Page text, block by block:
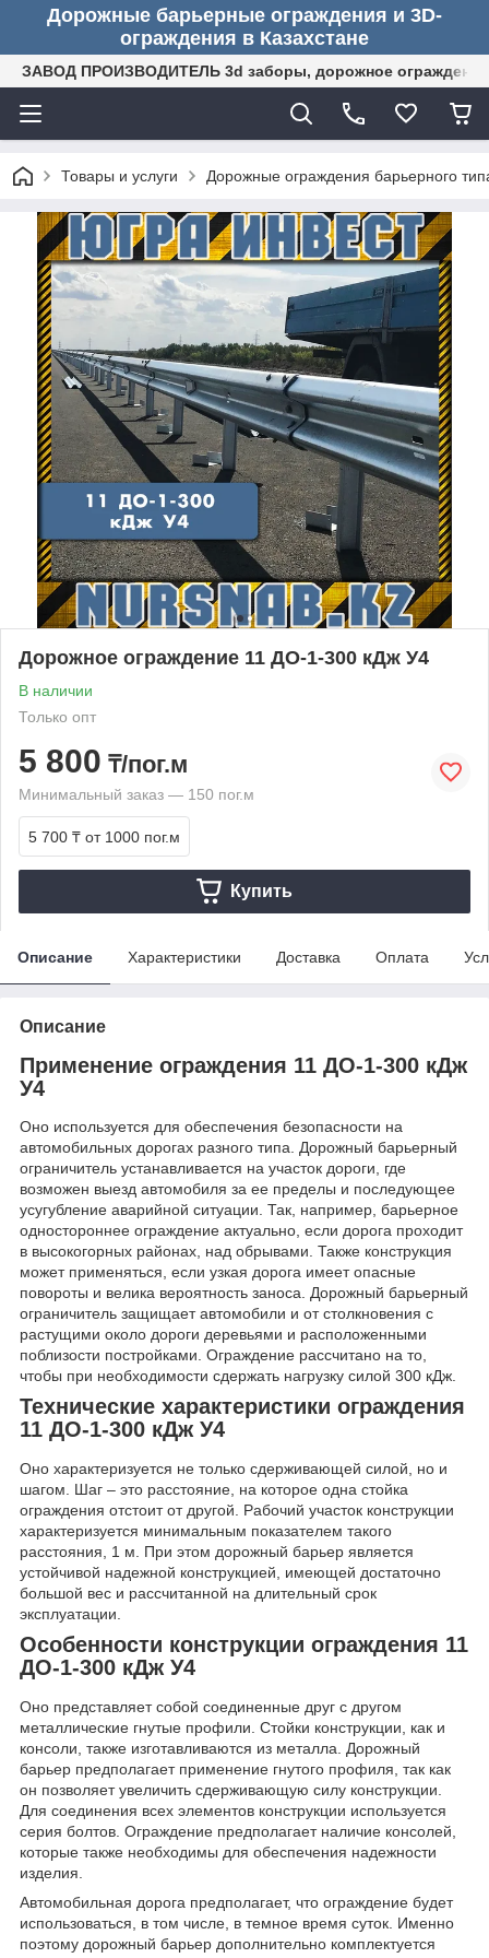
Дорожные барьерные ограждения и 3D-
ограждения в Казахстане
ЗАВОД ПРОИЗВОДИТЕЛЬ 3d заборы, дорожное ограждение
Товары и услуги Дорожные ограждения барьерного
Дорожное ограждение 11 ДО-1-300 кДж У4
В наличии
Только опт
5 800 ₸/пог.м
Минимальный заказ — 150 пог.м
5 700 ₸ от 1000 пог.м
Купить
Описание Характеристики Доставка Оплата
Описание
Применение ограждения 11 ДО-1-300 кДж
У4
Оно используется для обеспечения безопасности на
автомобильных дорогах разного типа. Дорожный барьерный
ограничитель устанавливается на участок дороги, где
возможен выезд автомобиля за ее пределы и последующее
усугубление аварийной ситуации. Так, например, барьерное
одностороннее ограждение актуально, если дорога проходит
в высокогорных районах, над обрывами. Также конструкция
может применяться, если узкая дорога имеет опасные
повороты и велика вероятность заноса. Дорожный барьерный
ограничитель защищает автомобили и от столкновения с
растущими около дороги деревьями и расположенными
поблизости постройками. Ограждение рассчитано на то,
чтобы при необходимости сдержать нагрузку силой 300 кДж.
Технические характеристики ограждения
11 ДО-1-300 кДж У4
Оно характеризуется не только сдерживающей силой, но и
шагом. Шаг – это расстояние, на которое одна стойка
ограждения отстоит от другой. Рабочий участок конструкции
характеризуется минимальным показателем такого
расстояния, 1 м. При этом дорожный барьер является
устойчивой надежной конструкцией, имеющей достаточно
большой вес и рассчитанной на длительный срок
эксплуатации.
Особенности конструкции ограждения 11
ДО-1-300 кДж У4
Оно представляет собой соединенные друг с другом
металлические гнутые профили. Стойки конструкции, как и
консоли, также изготавливаются из металла. Дорожный
барьер предполагает применение гнутого профиля, так как
он позволяет увеличить сдерживающую силу конструкции.
Для соединения всех элементов конструкции используется
серия болтов. Ограждение предполагает наличие консолей,
которые также необходимы для обеспечения надежности
изделия.
Автомобильная дорога предполагает, что ограждение будет
использоваться, в том числе, в темное время суток. Именно
поэтому дорожный барьер дополнительно комплектуется